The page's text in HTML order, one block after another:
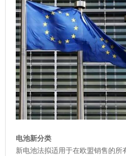
电池新分类
新电池法拟适用于在欧盟销售的